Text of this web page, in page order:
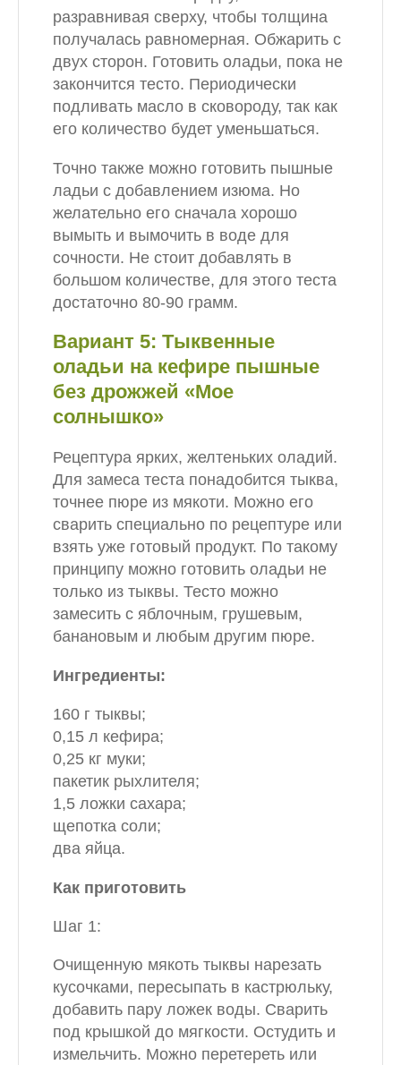
разравнивая сверху, чтобы толщина
получалась равномерная. Обжарить с
двух сторон. Готовить оладьи, пока не
закончится тесто. Периодически
подливать масло в сковороду, так как
его количество будет уменьшаться.
Точно также можно готовить пышные
ладьи с добавлением изюма. Но
желательно его сначала хорошо
вымыть и вымочить в воде для
сочности. Не стоит добавлять в
большом количестве, для этого теста
достаточно 80-90 грамм.
Вариант 5: Тыквенные
оладьи на кефире пышные
без дрожжей «Мое
солнышко»
Рецептура ярких, желтеньких оладий.
Для замеса теста понадобится тыква,
точнее пюре из мякоти. Можно его
сварить специально по рецептуре или
взять уже готовый продукт. По такому
принципу можно готовить оладьи не
только из тыквы. Тесто можно
замесить с яблочным, грушевым,
банановым и любым другим пюре.
Ингредиенты:
160 г тыквы;
0,15 л кефира;
0,25 кг муки;
пакетик рыхлителя;
1,5 ложки сахара;
щепотка соли;
два яйца.
Как приготовить
Шаг 1:
Очищенную мякоть тыквы нарезать
кусочками, пересыпать в кастрюльку,
добавить пару ложек воды. Сварить
под крышкой до мягкости. Остудить и
измельчить. Можно перетереть или